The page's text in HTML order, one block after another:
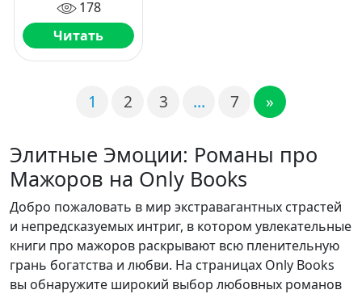
178
Читать
1 2 3 … 7 »
Элитные Эмоции: Романы про
Мажоров на Only Books
Добро пожаловать в мир экстравагантных страстей
и непредсказуемых интриг, в котором увлекательные
книги про мажоров раскрывают всю пленительную
грань богатства и любви. На страницах Only Books
вы обнаружите широкий выбор любовных романов